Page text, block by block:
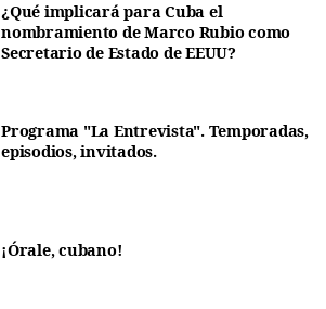
¿Qué implicará para Cuba el
nombramiento de Marco Rubio como
Secretario de Estado de EEUU?
Programa "La Entrevista". Temporadas,
episodios, invitados.
¡Órale, cubano!